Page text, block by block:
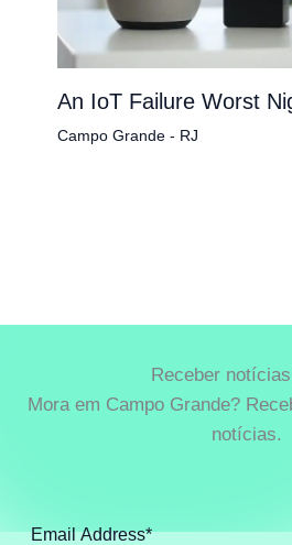
An IoT Failure Worst
Campo Grande - RJ
Receber
Mora em Campo Grande?
notícias.